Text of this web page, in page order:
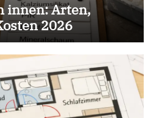
innen: Arten,
2026